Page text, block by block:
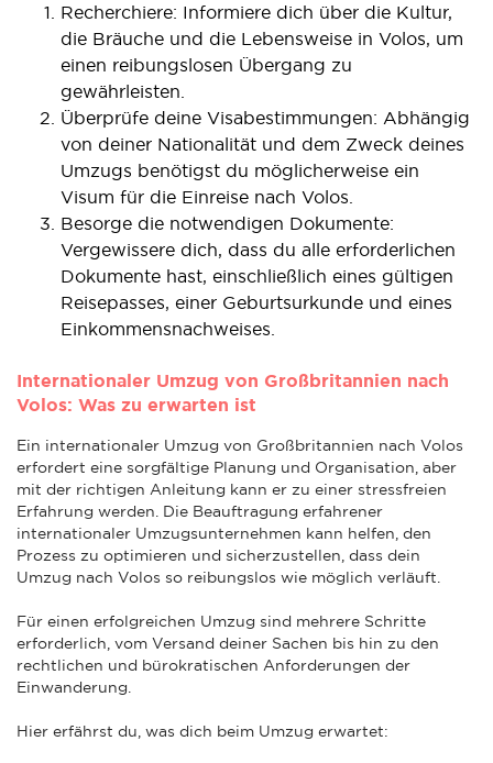
Recherchiere: Informiere dich über die Kultur,
die Bräuche und die Lebensweise in Volos, um
einen reibungslosen Übergang zu
gewährleisten.
Überprüfe deine Visabestimmungen: Abhängig
von deiner Nationalität und dem Zweck deines
Umzugs benötigst du möglicherweise ein
Visum für die Einreise nach Volos.
Besorge die notwendigen Dokumente:
Vergewissere dich, dass du alle erforderlichen
Dokumente hast, einschließlich eines gültigen
Reisepasses, einer Geburtsurkunde und eines
Einkommensnachweises.
Internationaler Umzug von Großbritannien nach
Volos: Was zu erwarten ist
Ein internationaler Umzug von Großbritannien nach Volos
erfordert eine sorgfältige Planung und Organisation, aber
mit der richtigen Anleitung kann er zu einer stressfreien
Erfahrung werden. Die Beauftragung erfahrener
internationaler Umzugsunternehmen kann helfen, den
Prozess zu optimieren und sicherzustellen, dass dein
Umzug nach Volos so reibungslos wie möglich verläuft.
Für einen erfolgreichen Umzug sind mehrere Schritte
erforderlich, vom Versand deiner Sachen bis hin zu den
rechtlichen und bürokratischen Anforderungen der
Einwanderung.
Hier erfährst du, was dich beim Umzug erwartet: